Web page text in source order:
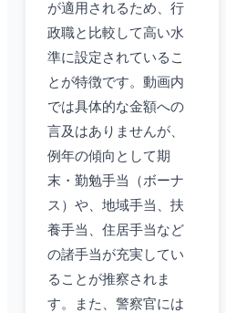
が適用されるため、行
政職と比較して高い水
準に設定されているこ
とが特徴です。動画内
では具体的な金額への
言及はありませんが、
例年の傾向として期
末・勤勉手当（ボーナ
ス）や、地域手当、扶
養手当、住居手当など
の諸手当が充実してい
ることが推察されま
す。また、警察官には